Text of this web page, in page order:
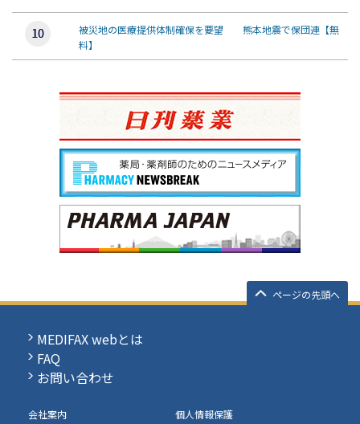
被災地の医療提供体制確保を要望 熊本地震で保団連【無
料】
ページの先頭へ
MEDIFAX webとは
FAQ
お問い合わせ
会社案内 個人情報保護